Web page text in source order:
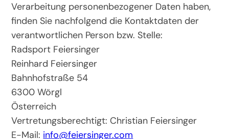
Verarbeitung personenbezogener Daten haben,
finden Sie nachfolgend die Kontaktdaten der
verantwortlichen Person bzw. Stelle:
Radsport Feiersinger
Reinhard Feiersinger
Bahnhofstraße 54
6300 Wörgl
Österreich
Vertretungsberechtigt: Christian Feiersinger
E-Mail: info@feiersinger.com